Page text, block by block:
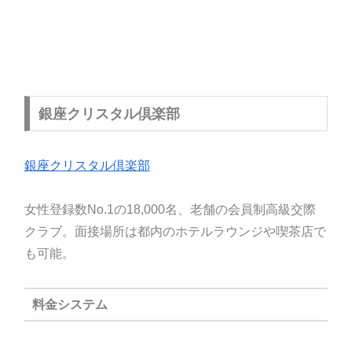
銀座クリスタル倶楽部
銀座クリスタル倶楽部
女性登録数No.1の18,000名、老舗の会員制高級交際
クラブ。面接場所は都内のホテルラウンジや喫茶店で
も可能。
料金システム